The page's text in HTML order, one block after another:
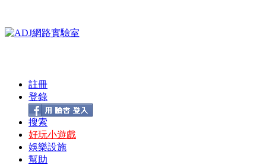
註冊
登錄
搜索
好玩小遊戲
娛樂設施
幫助